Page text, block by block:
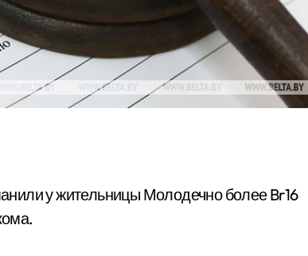
у жительницы Молодечно более Br16